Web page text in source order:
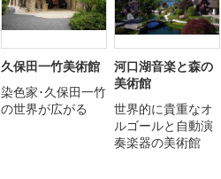
久保田一竹美術館
染色家･久保田一竹
の世界が広がる
河口湖音楽と森の
美術館
世界的に貴重なオ
ルゴールと自動演
奏楽器の美術館